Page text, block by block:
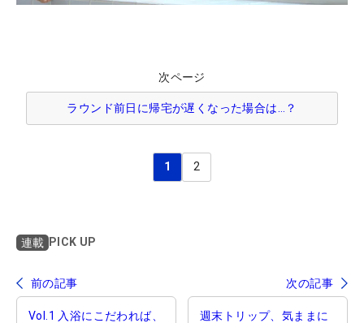
次ページ
ラウンド前日に帰宅が遅くなった場合は…？
1 2
連載 PICK UP
前の記事 次の記事
Vol.1 入浴にこだわれば、
週末トリップ、気ままに